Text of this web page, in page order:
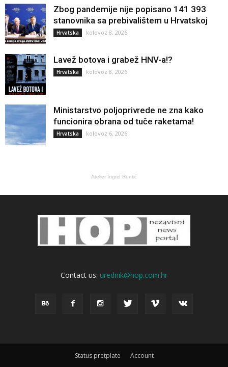
Zbog pandemije nije popisano 141 393
stanovnika sa prebivalištem u Hrvatskoj
Hrvatska kolovoz 8, 2026
Lavež botova i grabež HNV-a!?
Hrvatska kolovoz 8, 2026
Ministarstvo poljoprivrede ne zna kako
funcionira obrana od tuče raketama!
Hrvatska kolovoz 6, 2026
Atelier Ingrid Runtić
Contact us: urednik@hop.com.hr
Status pretplate Account